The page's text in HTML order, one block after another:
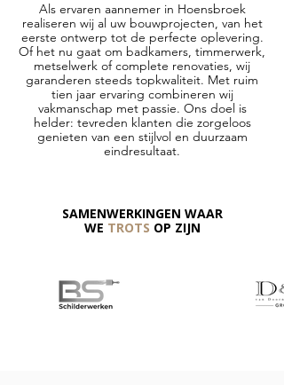
Als ervaren aannemer in Hoensbroek
realiseren wij al uw bouwprojecten, van het
eerste ontwerp tot de perfecte oplevering.
Of het nu gaat om badkamers, timmerwerk,
metselwerk of complete renovaties, wij
garanderen steeds topkwaliteit. Met ruim
tien jaar ervaring combineren wij
vakmanschap met passie. Ons doel is
helder: tevreden klanten die zorgeloos
genieten van een stijlvol en duurzaam
eindresultaat.
SAMENWERKINGEN WAAR
WE TROTS OP ZIJN